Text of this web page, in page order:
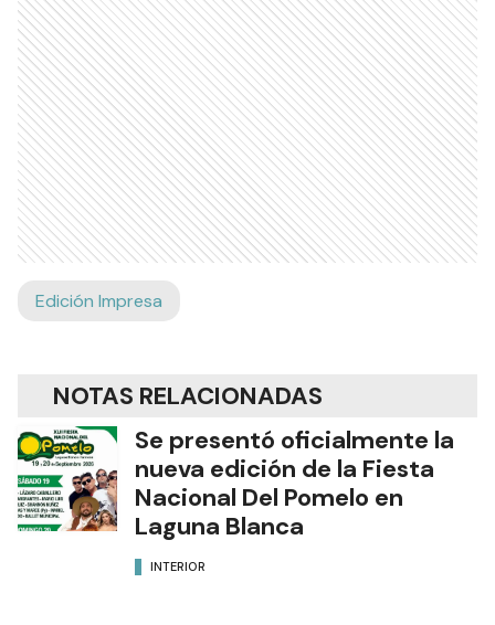
Edición Impresa
NOTAS RELACIONADAS
Se presentó oficialmente la
nueva edición de la Fiesta
Nacional Del Pomelo en
Laguna Blanca
INTERIOR